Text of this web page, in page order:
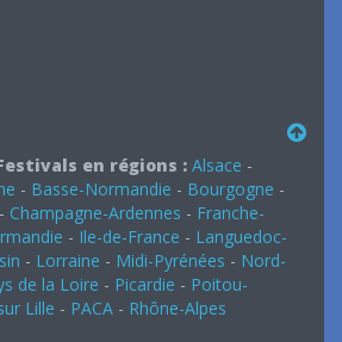
en régions : Alsace -
- Basse-Normandie - Bourgogne -
- Champagne-Ardennes - Franche-
- Ile-de-France - Languedoc-
- Lorraine - Midi-Pyrénées - Nord-
de la Loire - Picardie - Poitou-
Lille - PACA - Rhône-Alpes